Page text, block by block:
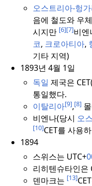
오스트리아-헝
음에 철도와 우
시지만 [6][7]비엔
코, 크로아티아,
기타 지역)
1893년 4월 1일
독일 제국은
통일했다.
이탈리아[9],[8]
비엔나(당시 오
[10]CET를 사용
1894
스위스는 UTC+
리히텐슈타인은
덴마크는 [13]